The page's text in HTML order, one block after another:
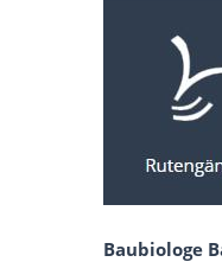
Baubiologe